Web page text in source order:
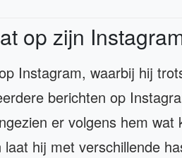
op zijn
Instagram, waarbij hij
berichten op
er volgens hem wat
hij met verschillende